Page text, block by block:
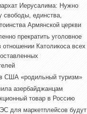
Иерусалима: Нужно
свободы, единства,
Армянской церкви
прекратить уголовное
отношении Католикоса всех
США «родильный туризм»
азербайджанцам
товар в Россию
для маркетплейсов будут